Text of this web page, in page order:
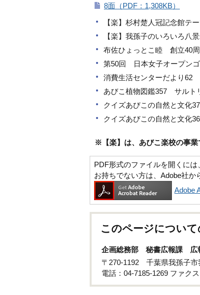
8面（PDF：1,308KB）
【楽】杉村楚人冠記念館
【楽】我孫子のいろいろ八
布佐ひょっとこ睦 創立40周
第50回 日本女子オープン
消費生活センターだより62
あびこ植物図鑑357 サルト
クイズあびこの自然と文化
クイズあびこの自然と文化
※【楽】は、あびこ楽校の事業
PDF形式のファイルを開くには
お持ちでない方は、Adobe社か
Adobe
このページについ
企画総務部 秘書広報課 広
〒270-1192 千葉県我孫子市
電話：04-7185-1269 ファク